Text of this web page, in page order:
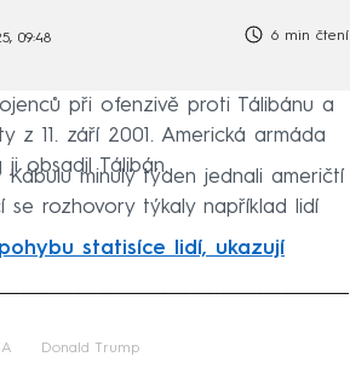
09:48 6 min čtení
při ofenzivě proti Tálibánu a
11. září 2001. Americká armáda
obsadil Tálibán.
minulý týden jednali američtí
se rozhovory týkaly například lidí
statisíce lidí, ukazují
Donald Trump